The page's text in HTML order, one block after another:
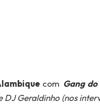
com Gang
DJ Geraldinho (nos